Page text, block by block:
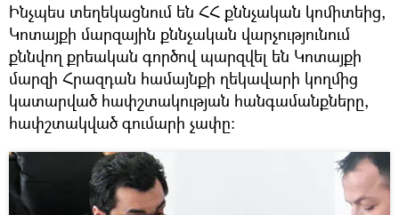
Ինչպես տեղեկացնում են ՀՀ քննչական կոմիտեից,
Կոտայքի մարզային քննչական վարչությունում
քննվող քրեական գործով պարզվել են Կոտայքի
մարզի Հրազդան համայնքի ղեկավարի կողմից
կատարված հափշտակության հանգամանքները,
հափշտակված գումարի չափը: